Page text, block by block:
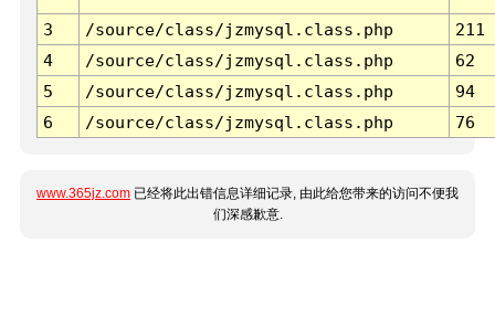
3 /source/class/jzmysql.class.php
211
4
/source/class/jzmysql.class.php
62
5
/source/class/jzmysql.class.php
94
6
/source/class/jzmysql.class.php 76
www.365jz.com 已经将此出错信息详细记录, 由此给您带来的访问不便我
们深感歉意.